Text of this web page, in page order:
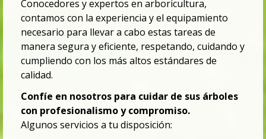
Conocedores y expertos en arboricultura,
contamos con la experiencia y el equipamiento
necesario para llevar a cabo estas tareas de
manera segura y eficiente, respetando, cuidando y
cumpliendo con los más altos estándares de
calidad.
Confíe en nosotros para cuidar de sus árboles
con profesionalismo y compromiso.
Algunos servicios a tu disposición: